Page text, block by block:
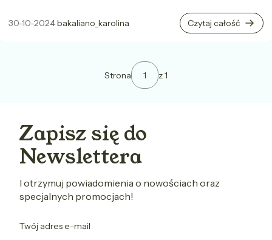
30-10-2024bakaliano_karolina Czytaj całość
Strona z 1
Zapisz się do
Newslettera
I otrzymuj powiadomienia o nowościach oraz
specjalnych promocjach!
Twój adres e-mail